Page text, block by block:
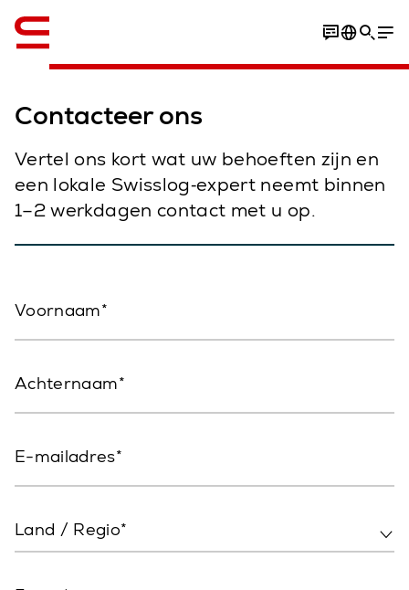
Contacteer ons
Vertel ons kort wat uw behoeften zijn en
een lokale Swisslog‑expert neemt binnen
1–2 werkdagen contact met u op.
Voornaam
Achternaam
E-mailadres
Land / Regio*